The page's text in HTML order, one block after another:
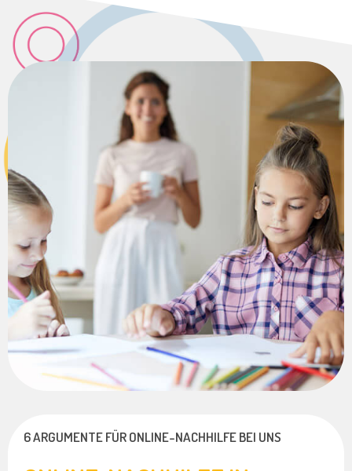
6 ARGUMENTE FÜR ONLINE-NACHHILFE BEI UNS